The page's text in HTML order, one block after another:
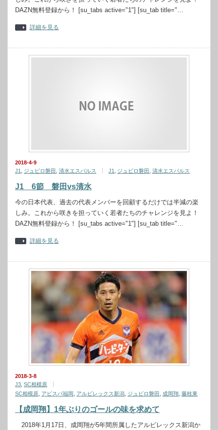
DAZN無料登録から！ [su_tabs active="1"] [su_tab title="…
詳細を見る
2018-4-9
J1
ジュビロ磐田 清水エスパルス J1 ジュビロ磐田 清水エスパルス
J1 6節 磐田vs清水
今の日本代表、過去の代表メンバーを回顧するだけでは半減の楽
しみ。これから咲きを担っていく若者たちのチャレンジを見よ！
DAZN無料登録から！ [su_tabs active="1"] [su_tab title="…
詳細を見る
2018-3-8
J3 SC相模原
SC相模原 アビスパ福岡 アルビレックス新潟 ジュビロ磐田 成岡翔 藤枝東
【成岡翔】1年ぶりのゴールの味を求めて
2018年1月17日、成岡翔が5年間所属したアルビレックス新潟か